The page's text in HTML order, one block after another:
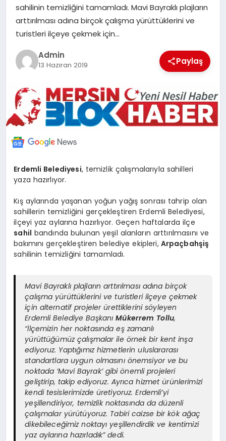
POLITIKA
YAŞAM
ILETİŞİM
KÜNYE
sahilinin temizliğini tamamladı. Mavi Bayraklı plajların
arttırılması adına birçok çalışma yürüttüklerini ve
turistleri ilçeye çekmek için…
Admin
13 Haziran 2019 Paylaş
Erdemli Belediyesi, temizlik çalışmalarıyla sahilleri
yaza hazırlıyor.
Kış aylarında yaşanan yoğun yağış sonrası tahrip olan
sahillerin temizliğini gerçekleştiren Erdemli Belediyesi,
ilçeyi yaz aylarına hazırlıyor. Geçen haftalarda ilçe
sahil bandında bulunan yeşil alanların arttırılmasını ve
bakımını gerçekleştiren belediye ekipleri,Arpaçbahşiş
sahilinin temizliğini tamamladı.
Mavi Bayraklı plajların arttırılması adına birçok
çalışma yürüttüklerini ve turistleri ilçeye çekmek
için alternatif projeler ürettiklerini söyleyen
Erdemli Belediye BaşkanıMükerrem Tollu,
“İlçemizin her noktasında eş zamanlı
yürüttüğümüz çalışmalar ile örnek bir kent inşa
ediyoruz. Yaptığımız hizmetlerin uluslararası
standartlara uygun olmasını önemsiyor ve bu
noktada ’Mavi Bayrak’ gibi önemli projeleri
geliştirip, takip ediyoruz. Ayrıca hizmet ürünlerimizi
kendi tesislerimizde üretiyoruz. Erdemli’yi
yeşillendiriyor, temizlik noktasında da düzenli
çalışmalar yürütüyoruz. Tabiri caizse bir kök ağaç
dikebileceğimiz noktayı yeşillendirdik ve kentimizi
yaz aylarına hazırladık” dedi.